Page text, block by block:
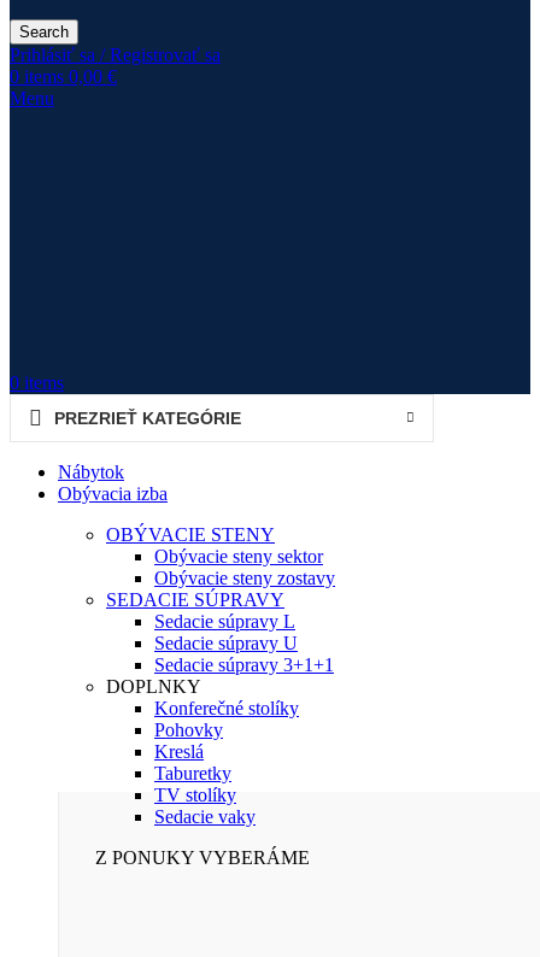
Search
Prihlásiť sa / Registrovať sa
0 items 0,00 €
Menu
0 items
PREZRIEŤ KATEGÓRIE
Nábytok
Obývacia izba
OBÝVACIE STENY
Obývacie steny sektor
Obývacie steny zostavy
SEDACIE SÚPRAVY
Sedacie súpravy L
Sedacie súpravy U
Sedacie súpravy 3+1+1
DOPLNKY
Konferečné stolíky
Pohovky
Kreslá
Taburetky
TV stolíky
Sedacie vaky
Z PONUKY VYBERÁME